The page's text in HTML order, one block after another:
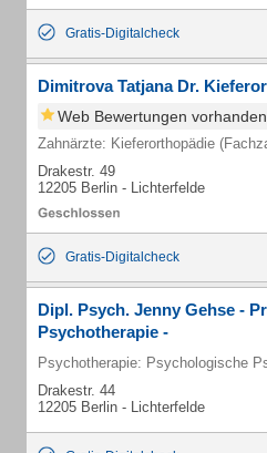
Gratis-Digitalcheck
Dimitrova Tatjana Dr.
Web Bewertungen vorhanden
Zahnärzte: Kieferorthopädie
Drakestr. 49
12205 Berlin - Lichterfelde
Gratis-Digitalcheck
Dipl. Psych. Jenny Gehse -
Psychotherapie -
Psychotherapie: Psychologische
Drakestr. 44
12205 Berlin - Lichterfelde